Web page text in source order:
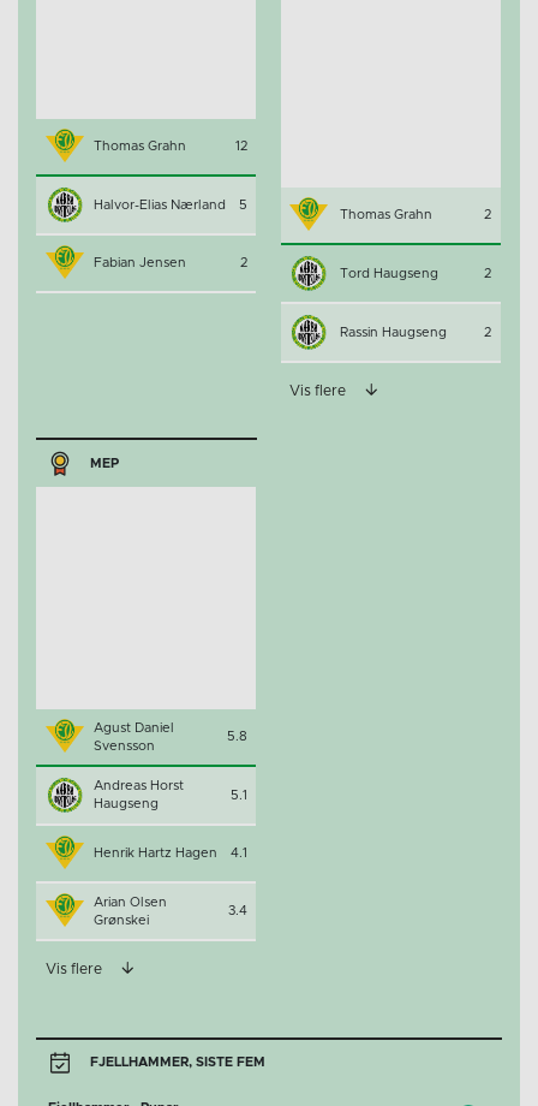
Thomas Grahn 12
Halvor-Elias Nærland 5
Fabian Jensen 2
Thomas Grahn 2
Tord Haugseng 2
Rassin Haugseng 2
Vis flere
MEP
Agust Daniel
Svensson
5.8
Andreas Horst
Haugseng
5.1
Henrik Hartz Hagen 4.1
Arian Olsen
Grønskei
3.4
Vis flere
FJELLHAMMER, SISTE FEM